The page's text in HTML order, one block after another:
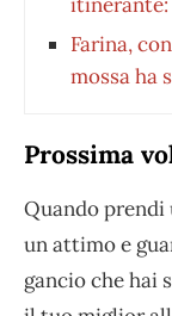
Farina,
mossa ha
Prossima
Quando
un attimo e
gancio che hai